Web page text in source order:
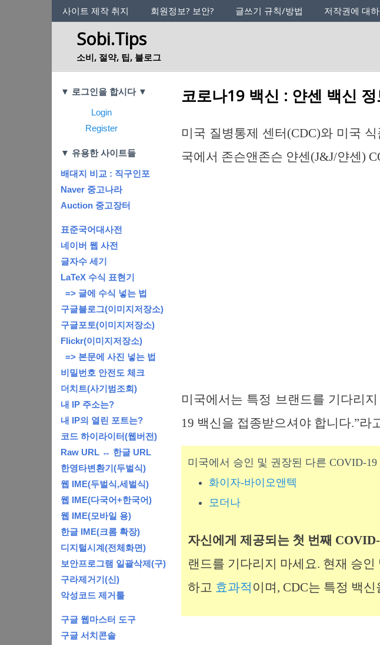
사이트의 정체성
사이트 제작 취지 회원정보? 보안? 글쓰기 규칙/방법 저작권에 대
Sobi.Tips
소비, 절약, 팁, 블로그
Categories
코로나19 백신 : 얀센 백신
미국 질병통제 센터(CDC)와 미국
국에서 존슨앤존슨 얀센(J&J/얀센)
미국에서는 특정 브랜드를 기다리
19 백신을 접종받으셔야 합니다.”라
미국에서 승인 및 권장된 다른 COVID-19
화이자-바이오앤텍
모더나
자신에게 제공되는 첫 번째
랜드를 기다리지 마세요. 현재 승
하고 효과적 이며, CDC는 특정 백
▼ 로그인을 합시다 ▼
Login
Register
▼ 유용한 사이트들
배대지 비교 : 직구인포
Naver 중고나라
Auction 중고장터
표준국어대사전
네이버 웹 사전
글자수 세기
LaTeX 수식 표현기
=> 글에 수식 넣는 법
구글블로그(이미지저장소)
구글포토(이미지저장소)
Flickr(이미지저장소)
=> 본문에 사진 넣는 법
비밀번호 안전도 체크
더치트(사기범조회)
내 IP 주소는?
내 IP의 열린 포트는?
코드 하이라이터(웹버전)
Raw URL ↔ 한글 URL
한영타변환기(두벌식)
웹 IME(두벌식,세벌식)
웹 IME(다국어+한국어)
웹 IME(모바일 용)
한글 IME(크롬 확장)
디지털시계(전체화면)
보안프로그램 일괄삭제(구)
구라제거기(신)
악성코드 제거툴
구글 웹마스터 도구
구글 서치콘솔